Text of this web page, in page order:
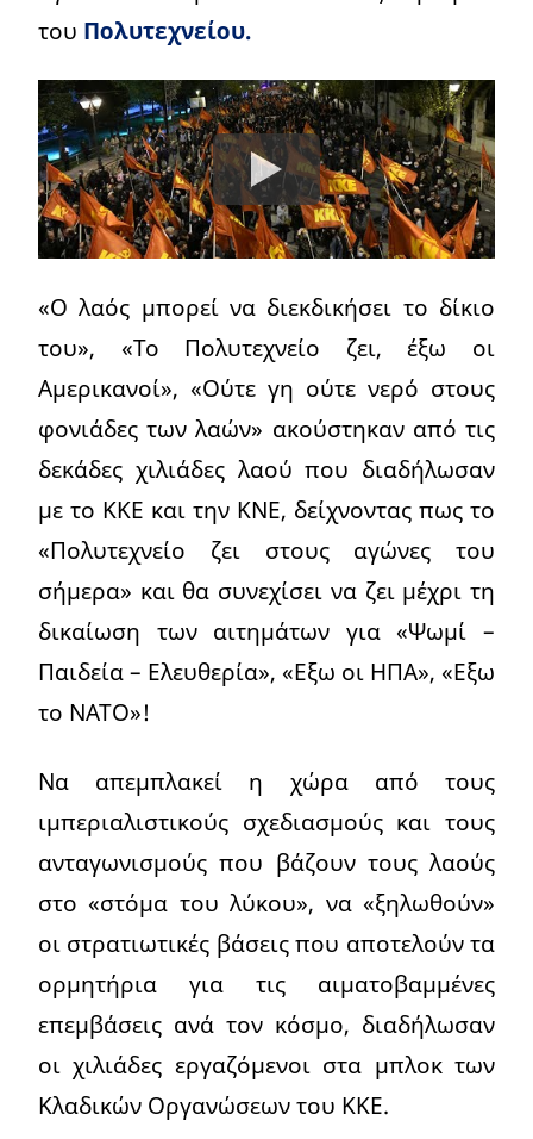
του Πολυτεχνείου.
«Ο λαός μπορεί να διεκδικήσει το δίκιο
του», «Το Πολυτεχνείο ζει, έξω οι
Αμερικανοί», «Ούτε γη ούτε νερό στους
φονιάδες των λαών» ακούστηκαν από τις
δεκάδες χιλιάδες λαού που διαδήλωσαν
με το ΚΚΕ και την ΚΝΕ, δείχνοντας πως το
«Πολυτεχνείο ζει στους αγώνες του
σήμερα» και θα συνεχίσει να ζει μέχρι τη
δικαίωση των αιτημάτων για «Ψωμί –
Παιδεία – Ελευθερία», «Εξω οι ΗΠΑ», «Εξω
το ΝΑΤΟ»!
Να απεμπλακεί η χώρα από τους
ιμπεριαλιστικούς σχεδιασμούς και τους
ανταγωνισμούς που βάζουν τους λαούς
στο «στόμα του λύκου», να «ξηλωθούν»
οι στρατιωτικές βάσεις που αποτελούν τα
ορμητήρια για τις αιματοβαμμένες
επεμβάσεις ανά τον κόσμο, διαδήλωσαν
οι χιλιάδες εργαζόμενοι στα μπλοκ των
Κλαδικών Οργανώσεων του ΚΚΕ.